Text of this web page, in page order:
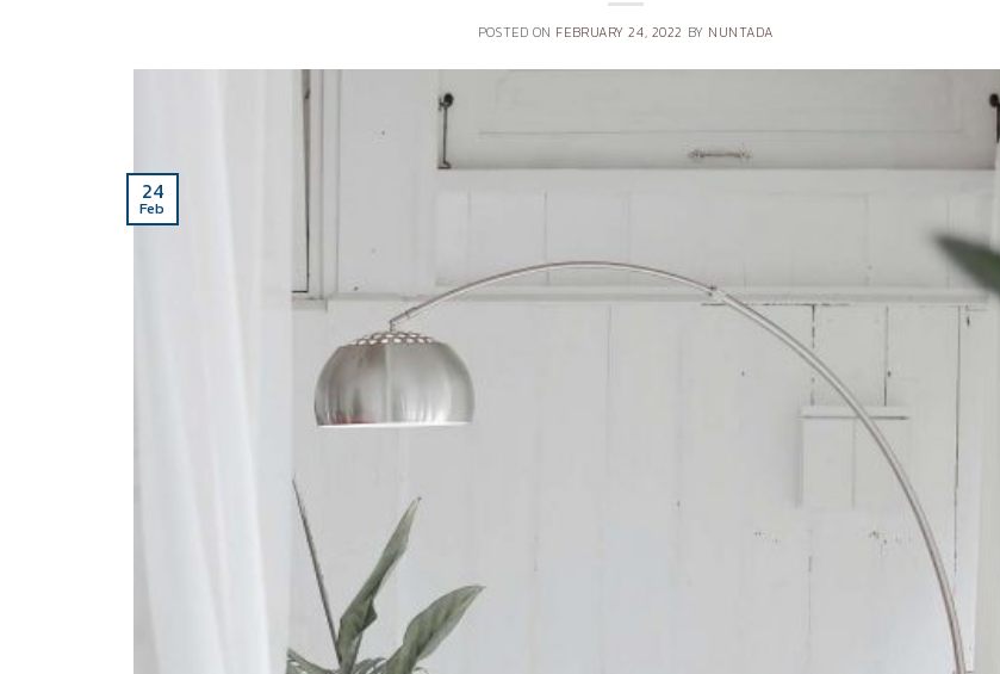
POSTED ON FEBRUARY 24, 2022 BY NUNTADA
24
Feb